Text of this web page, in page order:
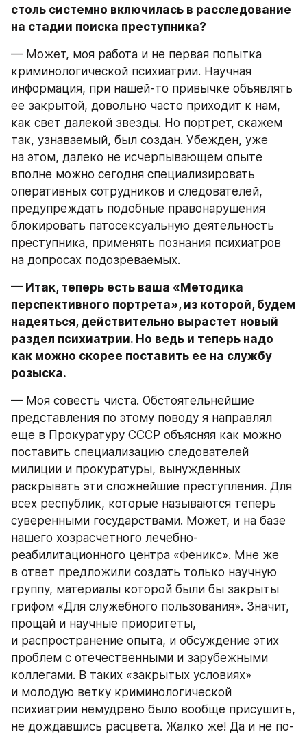
столь системно включилась в расследование
на стадии поиска преступника?
— Может, моя работа и не первая попытка
криминологической психиатрии. Научная
информация, при нашей-то привычке объявлять
ее закрытой, довольно часто приходит к нам,
как свет далекой звезды. Но портрет, скажем
так, узнаваемый, был создан. Убежден, уже
на этом, далеко не исчерпывающем опыте
вполне можно сегодня специализировать
оперативных сотрудников и следователей,
предупреждать подобные правонарушения
блокировать патосексуальную деятельность
преступника, применять познания психиатров
на допросах подозреваемых.
— Итак, теперь есть ваша «Методика
перспективного портрета», из которой, будем
надеяться, действительно вырастет новый
раздел психиатрии. Но ведь и теперь надо
как можно скорее поставить ее на службу
розыска.
— Моя совесть чиста. Обстоятельнейшие
представления по этому поводу я направлял
еще в Прокуратуру СССР объясняя как можно
поставить специализацию следователей
милиции и прокуратуры, вынужденных
раскрывать эти сложнейшие преступления. Для
всех республик, которые называются теперь
суверенными государствами. Может, и на базе
нашего хозрасчетного лечебно-
реабилитационного центра «Феникс». Мне же
в ответ предложили создать только научную
группу, материалы которой были бы закрыты
грифом «Для служебного пользования». Значит,
прощай и научные приоритеты,
и распространение опыта, и обсуждение этих
проблем с отечественными и зарубежными
коллегами. В таких «закрытых условиях»
и молодую ветку криминологической
психиатрии немудрено было вообще присушить,
не дождавшись расцвета. Жалко же! Да и не по-